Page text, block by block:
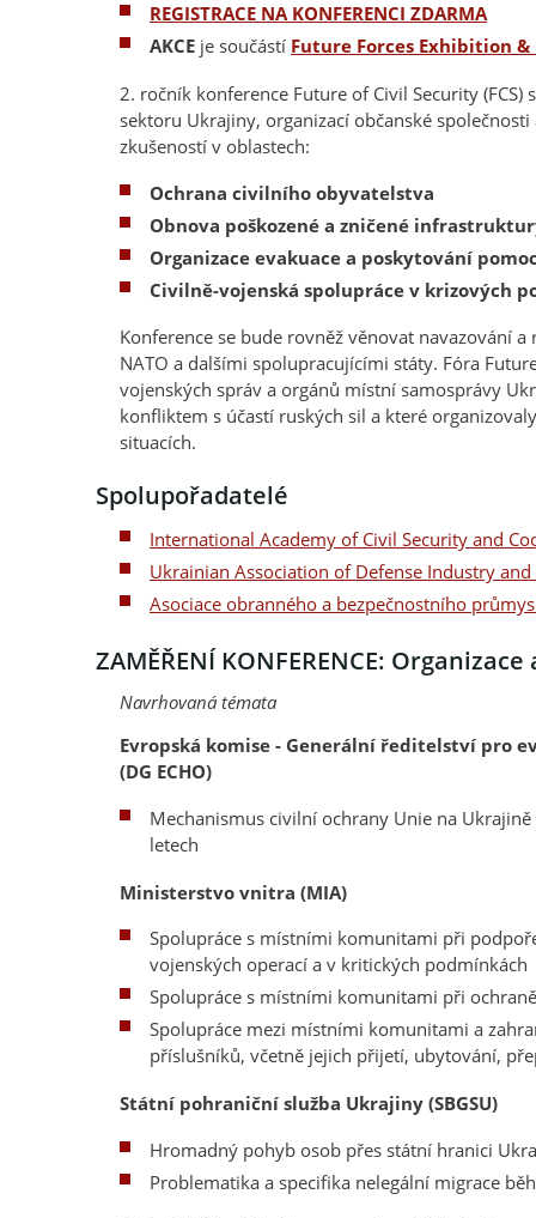
REGISTRACE NA KONFERENCI ZDARMA
AKCE je součástí Future Forces Exhibition &
2. ročník konference Future of Civil Security
sektoru Ukrajiny, organizací občanské
zkušeností v oblastech:
Ochrana civilního obyvatelstva
Obnova poškozené a zničené
Organizace evakuace a poskytování
Civilně-vojenská spolupráce v krizových
Konference se bude rovněž věnovat navazování
NATO a dalšími spolupracujícími státy. Fóra
vojenských správ a orgánů místní samosprávy
konfliktem s účastí ruských sil a které
situacích.
Spolupořadatelé
International Academy of Civil Security and
Ukrainian Association of Defense Industry and
Asociace obranného a bezpečnostního
ZAMĚŘENÍ KONFERENCE:
Navrhovaná témata
Evropská komise - Generální ředitelství pro
(DG ECHO)
Mechanismus civilní ochrany Unie na
letech
Ministerstvo vnitra (MIA)
Spolupráce s místními komunitami při
vojenských operací a v kritických podmínkách
Spolupráce s místními komunitami při
Spolupráce mezi místními komunitami a
příslušníků, včetně jejich přijetí, ubytování,
Státní pohraniční služba Ukrajiny (SBGSU)
Hromadný pohyb osob přes státní hranici
Problematika a specifika nelegální migrace